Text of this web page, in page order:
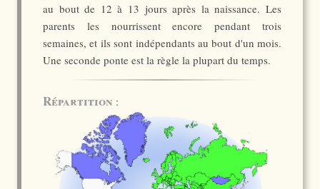
au bout de 12 à 13 jours après la naissance. Les
parents les nourrissent encore pendant trois
semaines, et ils sont indépendants au bout d'un mois.
Une seconde ponte est la règle la plupart du temps.
Répartition :